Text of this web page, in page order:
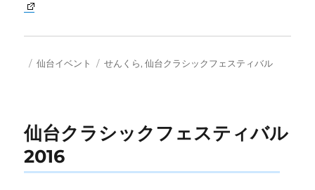
投 カ
ー
仙台イベント
タ
せんくら,仙台クラシックフェスティバル
仙台クラシックフェスティバル
2016